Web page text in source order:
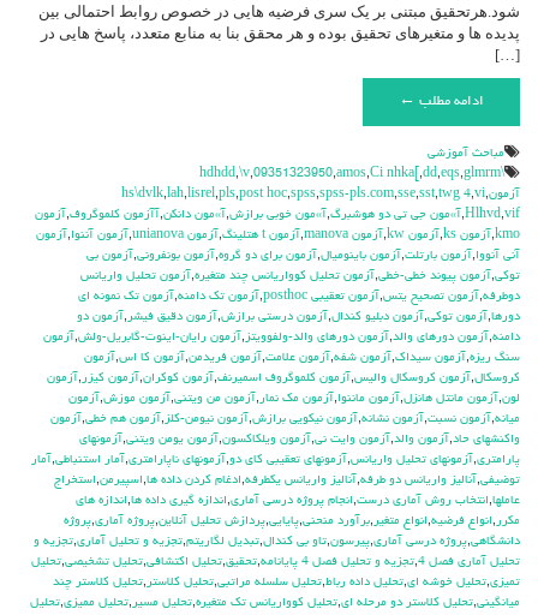
شود.هرتحقیق مبتنی بر یک سری فرضیه هایی در خصوص روابط احتمالی بین
پدیده ها و متغیرهای تحقیق بوده و هر محقق بنا به منابع متعدد، پاسخ هایی در
[…]
ادامه مطلب ←
مباحث آموزشي
\hdhdd
,\v,09351323950,amos,Ci nhka[ ,dd,eqs,glmrm
آزمون,
hs\dvlk,lah,lisrel,pls,post hoc,spss,spss-pls.com,sse,sst,twg 4,vi
Hlhvd,vif
,آ»مون جي تي دو هوشبرگ,آ»مون خوبي برازش,آ»مون دانكن,آآزمون كلموگروف,آزمون
kmo
,آزمون ks ,آزمون kw ,آزمون manova ,آزمون t هتلينگ ,آزمون unianova ,آزمون آننوا,آزمون
آني آنووا,آزمون بارتلت,آزمون باينوميال,آزمون براي دو گروه,آزمون بونفروني,آزمون بي
توكي,آزمون پيوند خطي-خطي,آزمون تحليل كوواريانس چند متغيره,آزمون تحليل واريانس
دوطرفه,آزمون تصحيح يتس,آزمون تعقيبي posthoc ,آزمون تك دامنه,آزمون تك نمونه اي
دورها,آزمون توكي,آزمون دبليو كندال,آزمون درستي برازش,آزمون دقيق فيشر ,آزمون دو
دامنه,آزمون دورهاي والد,آزمون دورهاي والد-ولفوويتز ,آزمون رايان-اينوت-گابريل-ولش,آزمون
سنگ ريزه,آزمون سيداك,آزمون شفه,آزمون علامت,آزمون فريدمن,آزمون كا اس,آزمون
كروسكال,آزمون كروسكال واليس,آزمون كلموگروف اسميرنف,آزمون كوكران,آزمون كيزر ,آزمون
لون,آزمون مانتل هانزل,آزمون ماننوا,آزمون مك نمار ,آزمون من ويتني,آزمون موزش,آزمون
ميانه,آزمون نسبت,آزمون نشانه,آزمون نيكويي برازش,آزمون نيومن-كلز ,آزمون هم خطي,آزمون
واكنشهاي حاد,آزمون والد,آزمون وايت ني,آزمون ويلكاكسون,آزمون يومن ويتني,آزمونهاي
پارامتري,آزمونهاي تحليل واريانس,آزمونهاي تعقيبي كاي دو,آزمونهاي ناپارامتري,آمار استنباطي,آمار
توضيفي,آناليز واريانس دو طرفه,آناليز واريانس يکطرفه,ادغام كردن داده ها,اسپيرمن,استخراج
عاملها,انتخاب روش آماري درست,انجام پروژه درسي آماري,اندازه گيري داده ها,اندازه هاي
مكرر ,انواع فرضيه,انواع متغير ,برآورد منحني,پايايي,پردازش تحليل آنلاين,پروژه آماري,پروژه
دانشگاهي,پروژه درسي آماري,پيرسون,تاو بي کندال,تبديل لگاريتم,تجزيه و تحليل آماري,تجزيه و
تحليل آماري فصل 4
,تجزيه و تحليل فصل 4 پايانامه ,تحقيق,تحليل اكتشافي,تحليل تشخيصي,تحليل
تميزي,تحليل خوشه اي,تحليل داده رباط,تحليل سلسله مراتبي,تحليل كلاستر ,تحليل كلاستر چند
ميانگيني,تحليل كلاستر دو مرحله اي,تحليل كوواريانس تك متغيره,تحليل مسير ,تحليل مميزي,تحليل